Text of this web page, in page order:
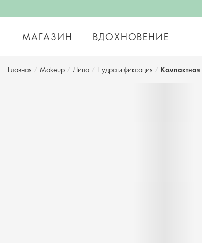
МАГАЗИН ВДОХНОВЕНИЕ
Главная / Makeup / Лицо / Пудра и фиксация​ /